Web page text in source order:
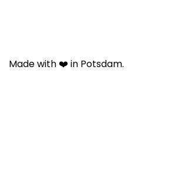
Made with ❤️ in Potsdam.